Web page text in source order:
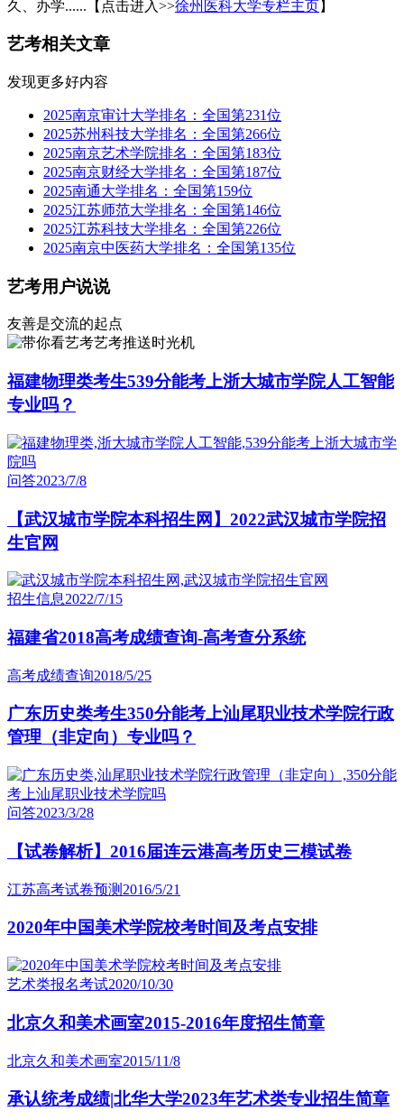
久、办学......【点击进入>>徐州医科大学专栏主页】
艺考相关文章
发现更多好内容
2025南京审计大学排名：全国第231位
2025苏州科技大学排名：全国第266位
2025南京艺术学院排名：全国第183位
2025南京财经大学排名：全国第187位
2025南通大学排名：全国第159位
2025江苏师范大学排名：全国第146位
2025江苏科技大学排名：全国第226位
2025南京中医药大学排名：全国第135位
艺考用户说说
友善是交流的起点
艺考推送时光机
福建物理类考生539分能考上浙大城市学院人工智能
专业吗？
问答2023/7/8
【武汉城市学院本科招生网】2022武汉城市学院招
生官网
招生信息2022/7/15
福建省2018高考成绩查询-高考查分系统
高考成绩查询2018/5/25
广东历史类考生350分能考上汕尾职业技术学院行政
管理（非定向）专业吗？
问答2023/3/28
【试卷解析】2016届连云港高考历史三模试卷
江苏高考试卷预测 2016/5/21
2020年中国美术学院校考时间及考点安排
艺术类报名考试2020/10/30
北京久和美术画室2015-2016年度招生简章
北京久和美术画室2015/11/8
承认统考成绩|北华大学2023年艺术类专业招生简章